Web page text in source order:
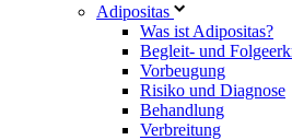
Adipositas
Was ist Adipositas?
Begleit- und
Vorbeugung
Risiko und Diagnose
Behandlung
Verbreitung